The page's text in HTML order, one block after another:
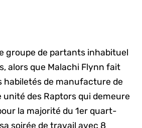
groupe de partants inhabituel
alors que Malachi Flynn fait
habiletés de manufacture de
des Raptors qui demeure
la majorité du 1er quart-
soirée de travail avec 8